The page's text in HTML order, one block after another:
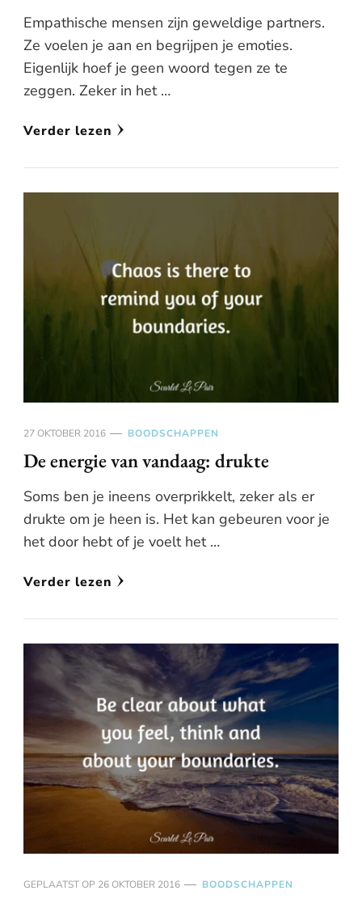
Empathische mensen zijn geweldige partners.
Ze voelen je aan en begrijpen je emoties.
Eigenlijk hoef je geen woord tegen ze te
zeggen. Zeker in het …
Verder lezen
27 OKTOBER 2016 BOODSCHAPPEN
De energie van vandaag: drukte
Soms ben je ineens overprikkelt, zeker als er
drukte om je heen is. Het kan gebeuren voor je
het door hebt of je voelt het …
Verder lezen
GEPLAATST OP 26 OKTOBER 2016 BOODSCHAPPEN